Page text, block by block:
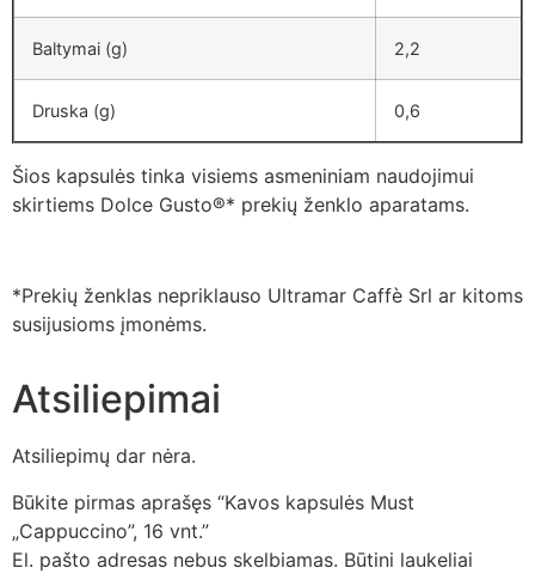
Baltymai (g) 2,2
Druska (g) 0,6
Šios kapsulės tinka visiems asmeniniam naudojimui
skirtiems Dolce Gusto®* prekių ženklo aparatams.
*Prekių ženklas nepriklauso Ultramar Caffè Srl ar kitoms
susijusioms įmonėms.
Atsiliepimai
Atsiliepimų dar nėra.
Būkite pirmas aprašęs “Kavos kapsulės Must
„Cappuccino”, 16 vnt.”
El. pašto adresas nebus skelbiamas. Būtini laukeliai